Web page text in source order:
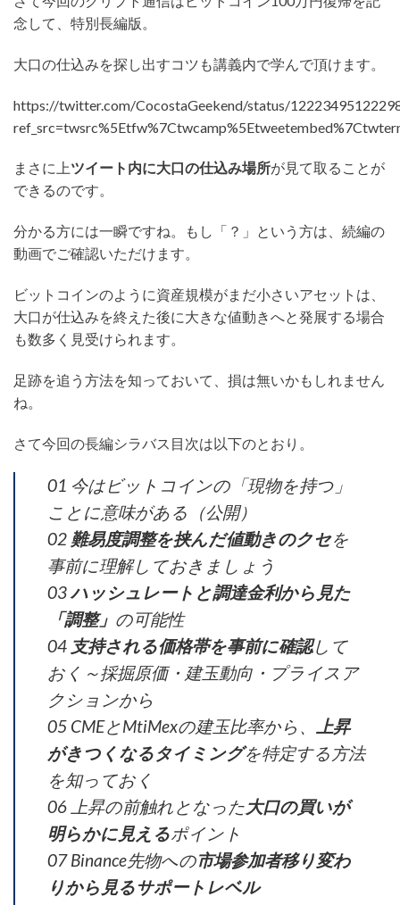
念して、特別長編版。
大口の仕込みを探し出すコツも講義内で学んで頂けます。
https://twitter.com/CocostaGeekend/status/
まさに上ツイート内に大口の仕込み場所が見て取ることが
できるのです。
分かる方には一瞬ですね。もし「？」という方は、続編の
動画でご確認いただけます。
ビットコインのように資産規模がまだ小さいアセットは、
大口が仕込みを終えた後に大きな値動きへと発展する場合
も数多く見受けられます。
足跡を追う方法を知っておいて、損は無いかもしれません
ね。
さて今回の長編シラバス目次は以下のとおり。
01 今はビットコインの「現物を持つ」
ことに意味がある（公開）
02 難易度調整を挟んだ値動きのクセを
事前に理解しておきましょう
03ハッシュレートと調達金利から見た
「調整」 の可能性
04 支持される価格帯を事前に確認して
おく～採掘原価・建玉動向・プライスア
クションから
05 CMEとMtiMexの建玉比率から、 上昇
がきつくなるタイミングを特定する方法
を知っておく
06 上昇の前触れとなった大口の買いが
明らかに見えるポイント
07 Binance先物への市場参加者移り変わ
りから見るサポートレベル